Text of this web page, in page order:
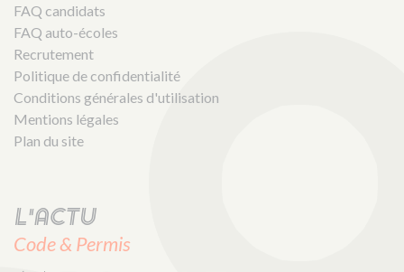
FAQ candidats
FAQ auto-écoles
Recrutement
Politique de confidentialité
Conditions générales d'utilisation
Mentions légales
Plan du site
L'actu
Code & Permis